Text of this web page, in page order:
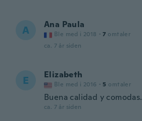
A Ana Paula
Ble med i 2018 · 7 omtaler
ca. 7 år siden
E Elizabeth
Ble med i 2016 · 5 omtaler
Buena calidad y comodas.
ca. 7 år siden